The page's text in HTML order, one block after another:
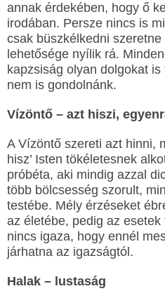
annak érdekében, hogy ő
irodában. Persze nincs is
csak büszkélkedni
lehetősége nyílik rá.
kapzsiság olyan dolgokat
nem is gondolnánk.
Vízöntő – azt hiszi,
A Vízöntő szereti azt hinni,
hisz’ Isten tökéletesnek
próbéta, aki mindig azzal
több bölcsesség szorult,
testébe. Mély érzéseket
az életébe, pedig az
nincs igaza, hogy ennél
járhatna az igazságtól.
Halak – lustaság